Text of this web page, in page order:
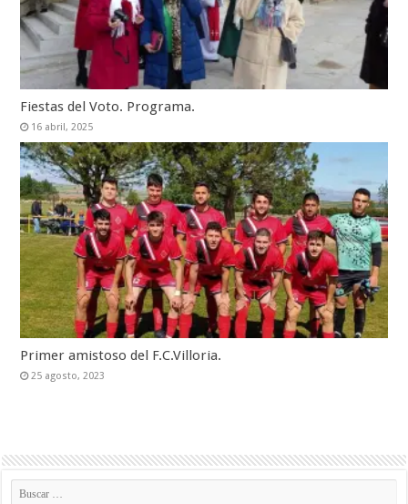
Fiestas del Voto. Programa.
16 abril, 2025
Primer amistoso del F.C.Villoria.
25 agosto, 2023